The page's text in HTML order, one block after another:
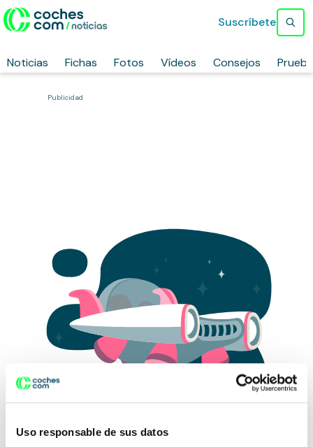
Uso responsable de sus datos
Noticias Fichas Fotos Vídeos Consejos
Suscríbete
Publicidad